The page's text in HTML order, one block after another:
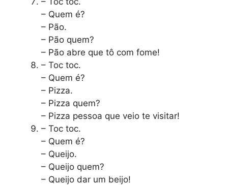
– Quem é?
– Pão.
– Pão quem?
– Pão abre que tô com fome!
– Toc toc.
– Quem é?
– Pizza.
– Pizza quem?
– Pizza pessoa que veio te visitar!
– Toc toc.
– Quem é?
– Queijo.
– Queijo quem?
– Queijo dar um beijo!